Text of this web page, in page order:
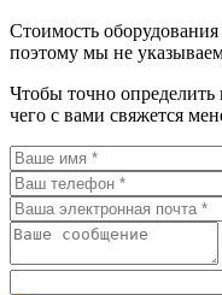
Стоимость
поэтому мы не
Чтобы точно определить
чего с вами свяжется